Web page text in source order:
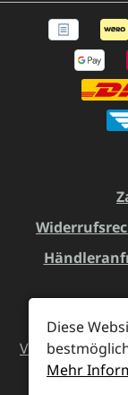
Alle Preise
Versandkosten
Diese
Mehr